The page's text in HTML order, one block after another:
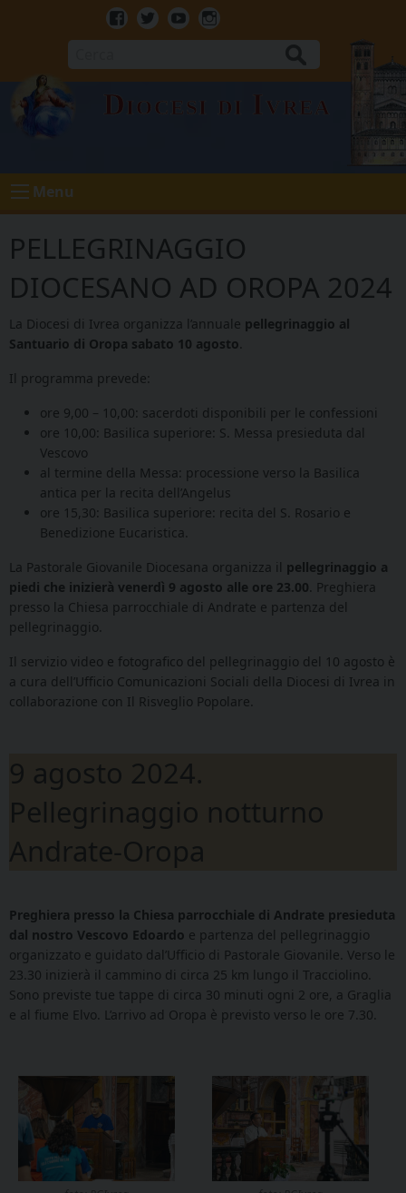
Facebook
TwitterYoutubeInstagram
Diocesi di Ivrea
Menu
PELLEGRINAGGIO
DIOCESANO AD OROPA 2024
La Diocesi di Ivrea organizza l’annuale pellegrinaggio al
Santuario di Oropa sabato 10 agosto
Il programma prevede:
ore 9,00 – 10,00: sacerdoti disponibili per le confessioni
ore 10,00: Basilica superiore: S. Messa presieduta dal
Vescovo
al termine della Messa: processione verso la Basilica
antica per la recita dell’Angelus
ore 15,30: Basilica superiore: recita del S. Rosario e
Benedizione Eucaristica.
La Pastorale Giovanile Diocesana organizza il pellegrinaggio a
piedi che inizierà venerdì 9 agosto alle ore 23.00 . Preghiera
presso la Chiesa parrocchiale di Andrate e partenza del
pellegrinaggio.
Il servizio video e fotografico del pellegrinaggio del 10 agosto è
a cura dell’Ufficio Comunicazioni Sociali della Diocesi di Ivrea in
collaborazione con Il Risveglio Popolare.
9 agosto 2024.
Pellegrinaggio notturno
Andrate-Oropa
Preghiera presso la Chiesa parrocchiale di Andrate presieduta
dal nostro Vescovo Edoardo e partenza del pellegrinaggio
organizzato e guidato dal’Ufficio di Pastorale Giovanile. Verso le
23.30 inizierà il cammino di circa 25 km lungo il Tracciolino.
Sono previste tue tappe di circa 30 minuti ogni 2 ore, a Graglia
e al fiume Elvo. L’arrivo ad Oropa è previsto verso le ore 7.30.